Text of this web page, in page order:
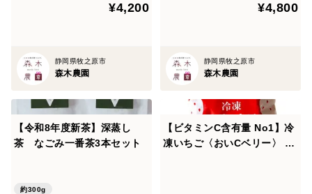
¥4,200
静岡県牧之原市
森木農園
¥4,800
静岡県牧之原市
森木農園
【令和8年度新茶】深蒸し
茶 なごみ一番茶3本セット
約300g
【ビタミンC含有量 No1】冷
凍いちご〈おいCベリー〉 3